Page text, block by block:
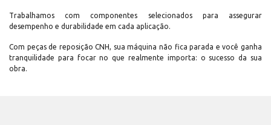
Trabalhamos com componentes selecionados para assegurar
desempenho e durabilidade em cada aplicação.
Com peças de reposição CNH, sua máquina não fica parada e você ganha
tranquilidade para focar no que realmente importa: o sucesso da sua
obra.